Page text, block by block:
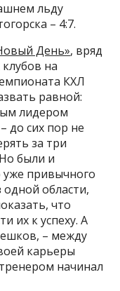
льду
– 4:7.
День», вряд
на
КХЛ
равной:
лидером
до сих пор не
за три
были и
привычного
области,
что
их к успеху. А
– между
карьеры
начинал